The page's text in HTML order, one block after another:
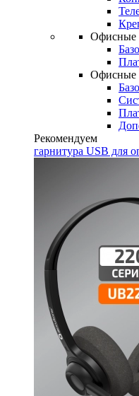
Офисные
Офисные
Рекомендуем
гарнитура USB для